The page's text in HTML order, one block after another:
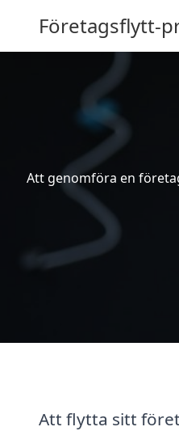
Företagsflytt-
Att genomföra en
Att flytta sitt